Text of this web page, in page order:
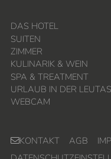
DAS HOTEL
SUITEN
ZIMMER
KULINARIK & WEIN
SPA & TREATMENT
URLAUB IN DER
WEBCAM
KONTAKT AGB